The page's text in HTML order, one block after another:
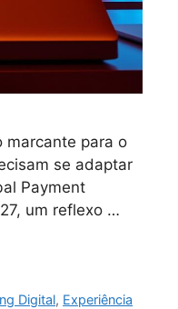
marcante para o
se adaptar
Payment
um reflexo …
Digital, Experiência